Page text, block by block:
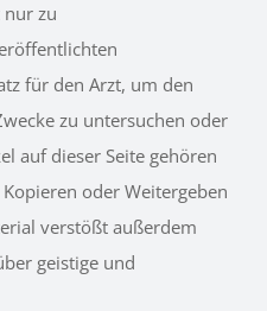
zu
für den Arzt, um den
zu untersuchen oder
auf dieser Seite gehören
oder Weitergeben
verstößt außerdem
geistige und